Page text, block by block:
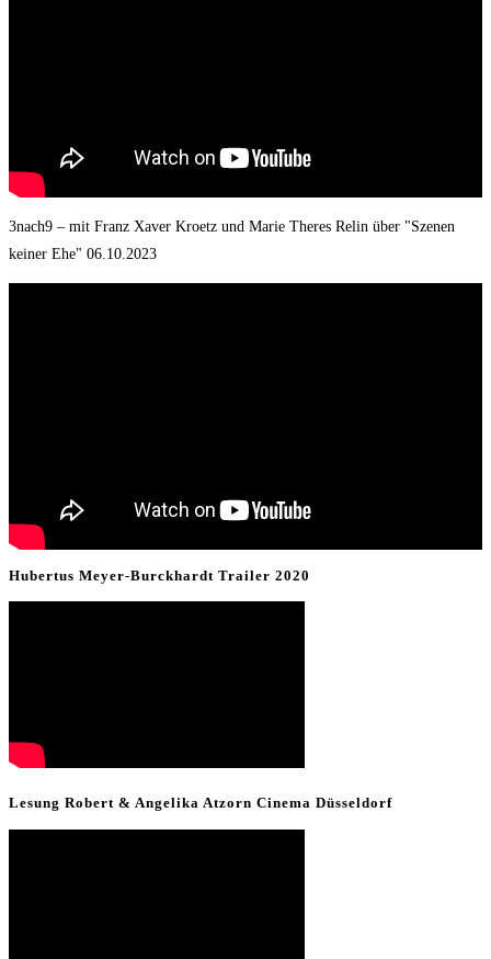
3nach9 – mit Franz Xaver Kroetz und Marie Theres Relin über "Szenen
keiner Ehe" 06.10.2023
Hubertus Meyer-Burckhardt Trailer 2020
Lesung Robert & Angelika Atzorn Cinema Düsseldorf